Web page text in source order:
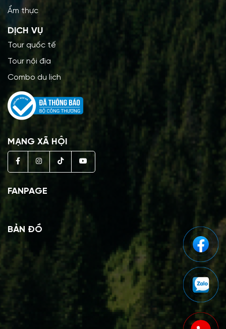
Ẩm thực
DỊCH VỤ
Tour quốc tế
Tour nội địa
Combo du lịch
MẠNG XÃ HỘI
FANPAGE
BẢN ĐỒ